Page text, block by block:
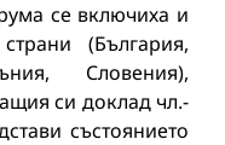
се включиха и
(България,
Словения),
си доклад чл.-
състоянието